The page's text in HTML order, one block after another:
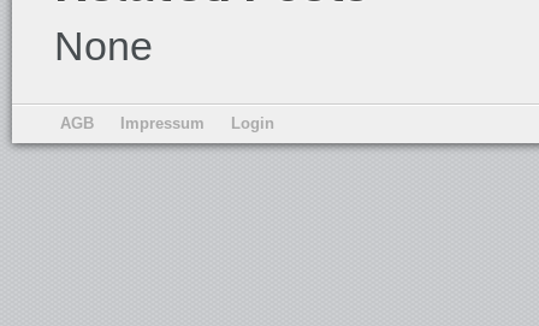
None
AGB Impressum Login